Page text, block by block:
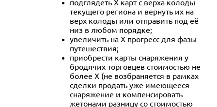
текущего региона и вернуть их на
верх колоды или отправить под её
низ в любом порядке;
увеличить на X прогресс для фазы
путешествия;
приобрести карты снаряжения у
бродячих торговцев стоимостью не
более X (не возбраняется в рамках
сделки продать уже имеющееся
снаряжение и компенсировать
жетонами разницу со стоимостью